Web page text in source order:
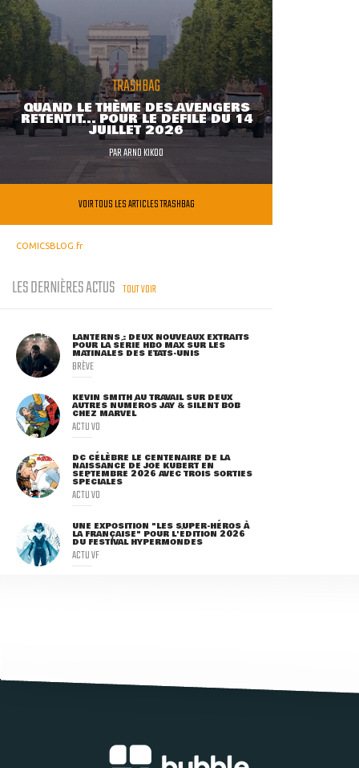
TRASHBAG
QUAND LE THÈME DES AVENGERS
RETENTIT... POUR LE DÉFILÉ DU 14
JUILLET 2026
PARARNO KIKOO
VOIR TOUS LES ARTICLES TRASHBAG
COMICSBLOG.fr
LES DERNIÈRES ACTUS TOUT VOIR
LANTERNS : DEUX NOUVEAUX EXTRAITS
POUR LA SÉRIE HBO MAX SUR LES
MATINALES DES ETATS-UNIS
BRÈVE
KEVIN SMITH AU TRAVAIL SUR DEUX
AUTRES NUMÉROS JAY & SILENT BOB
CHEZ MARVEL
ACTU VO
DC CÉLÈBRE LE CENTENAIRE DE LA
NAISSANCE DE JOE KUBERT EN
SEPTEMBRE 2026 AVEC TROIS SORTIES
SPÉCIALES
ACTU VO
UNE EXPOSITION "LES SUPER-HÉROS À
LA FRANÇAISE" POUR L'ÉDITION 2026
DU FESTIVAL HYPERMONDES
ACTU VF